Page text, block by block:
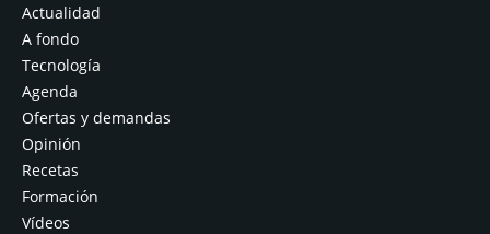
Actualidad
A fondo
Tecnología
Agenda
Ofertas y demandas
Opinión
Recetas
Formación
Vídeos